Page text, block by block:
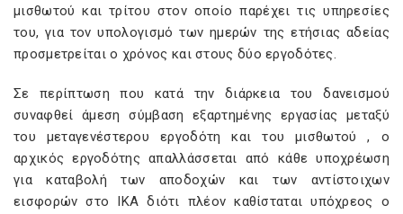
μισθωτού και τρίτου στον οποίο παρέχει τις υπηρεσίες
του, για τον υπολογισμό των ημερών της ετήσιας αδείας
προσμετρείται ο χρόνος και στους δύο εργοδότες.
Σε περίπτωση που κατά την διάρκεια του δανεισμού
συναφθεί άμεση σύμβαση εξαρτημένης εργασίας μεταξύ
του μεταγενέστερου εργοδότη και του μισθωτού , ο
αρχικός εργοδότης απαλλάσσεται από κάθε υποχρέωση
για καταβολή των αποδοχών και των αντίστοιχων
εισφορών στο ΙΚΑ διότι πλέον καθίσταται υπόχρεος ο